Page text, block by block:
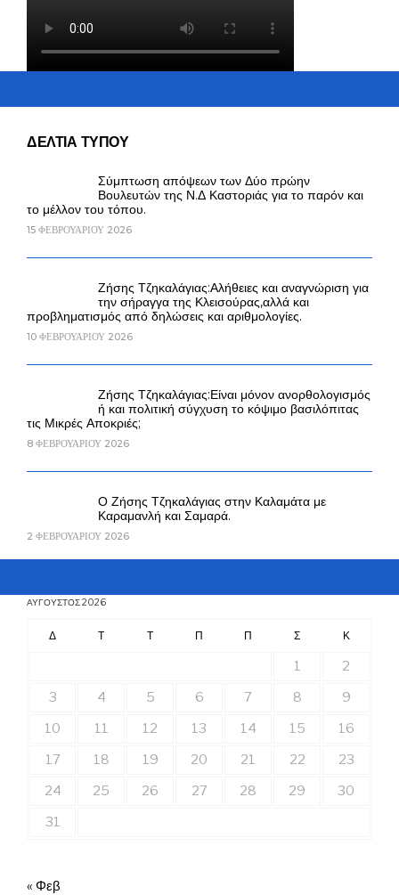
ΔΕΛΤΙΑ ΤΥΠΟΥ
Σύμπτωση απόψεων των Δύο πρώην
Βουλευτών της Ν.Δ Καστοριάς για το παρόν και
το μέλλον του τόπου.
15 ΦΕΒΡΟΥΑΡΊΟΥ 2026
Ζήσης Τζηκαλάγιας:Αλήθειες και αναγνώριση για
την σήραγγα της Κλεισούρας,αλλά και
προβληματισμός από δηλώσεις και αριθμολογίες.
10 ΦΕΒΡΟΥΑΡΊΟΥ 2026
Ζήσης Τζηκαλάγιας:Είναι μόνον ανορθολογισμός
ή και πολιτική σύγχυση το κόψιμο βασιλόπιτας
τις Μικρές Αποκριές;
8 ΦΕΒΡΟΥΑΡΊΟΥ 2026
Ο Ζήσης Τζηκαλάγιας στην Καλαμάτα με
Καραμανλή και Σαμαρά.
2 ΦΕΒΡΟΥΑΡΊΟΥ 2026
ΑΎΓΟΥΣΤΟΣ 2026
Δ Τ Τ Π Π Σ Κ
1
2
3
4 5 6 7 8
9
10
11 12 13 14 15
16
17
18 19 20 21 22
23
24
25 26 27 28 29
30
31
« Φεβ